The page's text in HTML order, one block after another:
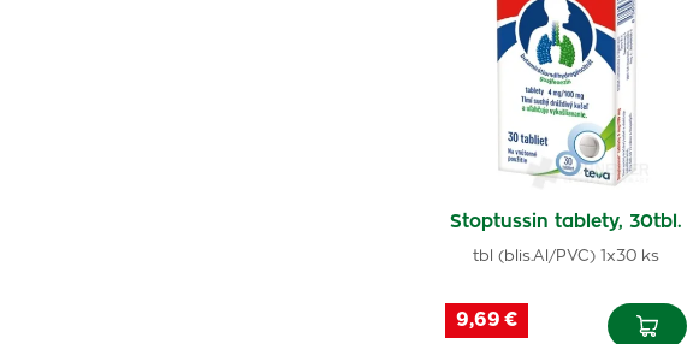
Stoptussin tablety, 30tbl.
tbl (blis.Al/PVC) 1x30 ks
9,69 €